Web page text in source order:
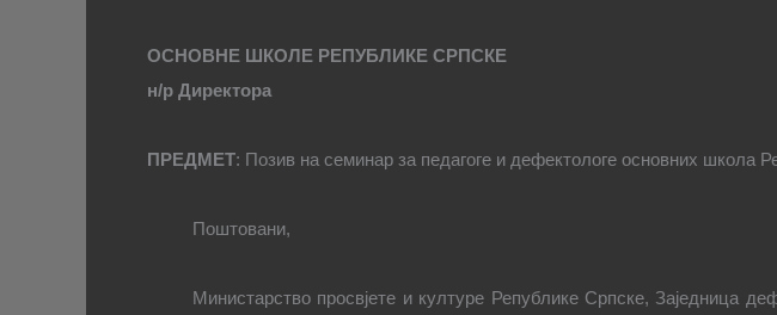
ОСНОВНЕ ШКОЛЕ РЕПУБЛИКЕ СРПСКЕ
н/р Директора
ПРЕДМЕТ: Позив на семинар за педагоге и дефектологе основних школа
Поштовани,
Министарство просвјете и културе Републике Српске, Заједница